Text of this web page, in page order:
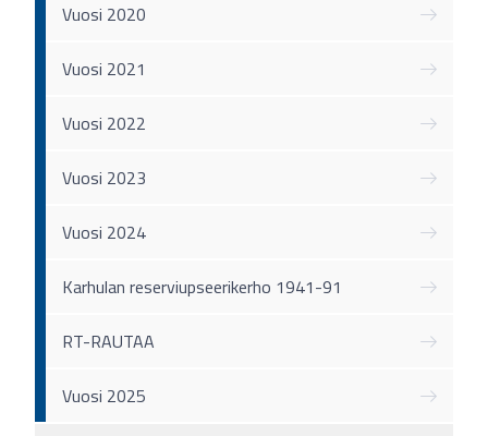
Vuosi 2020
Vuosi 2021
Vuosi 2022
Vuosi 2023
Vuosi 2024
Karhulan reserviupseerikerho 1941-91
RT-RAUTAA
Vuosi 2025